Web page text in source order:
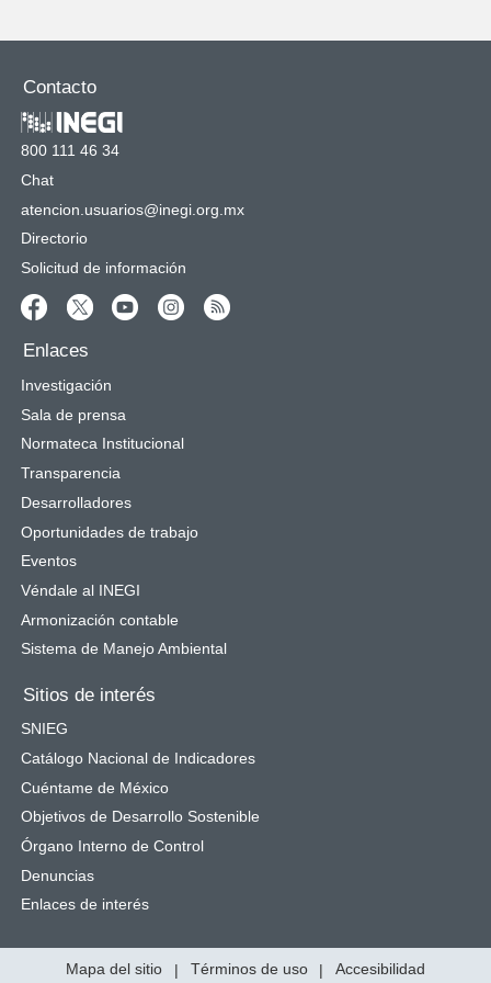
Contacto
800 111 46 34
Chat
atencion.usuarios@inegi.org.mx
Directorio
Solicitud de información
Enlaces
Investigación
Sala de prensa
Normateca Institucional
Transparencia
Desarrolladores
Oportunidades de trabajo
Eventos
Véndale al INEGI
Armonización contable
Sistema de Manejo Ambiental
Sitios de interés
SNIEG
Catálogo Nacional de Indicadores
Cuéntame de México
Objetivos de Desarrollo Sostenible
Órgano Interno de Control
Denuncias
Enlaces de interés
Mapa del sitio | Términos de uso |
Accesibilidad